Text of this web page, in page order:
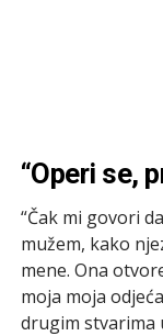
“Operi se,
“Čak mi govori
mužem, kako
mene. Ona
moja moja
drugim stvarima